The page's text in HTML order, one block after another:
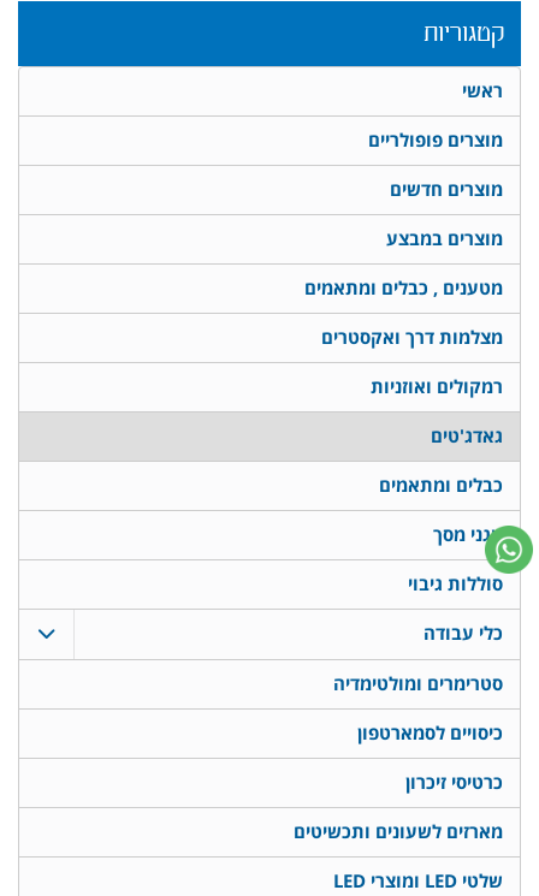
קטגוריות
ראשי
מוצרים פופולריים
מוצרים חדשים
מוצרים במבצע
מטענים , כבלים ומתאמים
מצלמות דרך ואקסטרים
רמקולים ואוזניות
גאדג'טים
כבלים ומתאמים
מגני מסך
סוללות גיבוי
כלי עבודה
סטרימרים ומולטימדיה
כיסויים לסמארטפון
כרטיסי זיכרון
מארזים לשעונים ותכשיטים
שלטי LED ומוצרי LED